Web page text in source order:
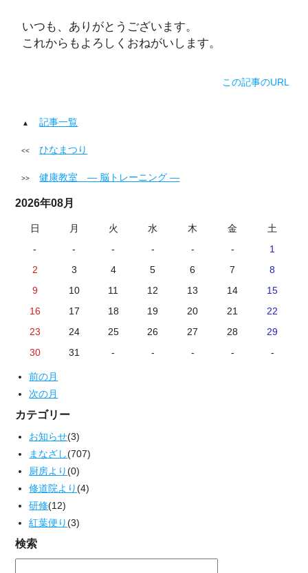
いつも、ありがとうございます。
これからもよろしくおねがいします。
この記事のURL
記事一覧
ひなまつり
健康教室 ― 脳トレーニング ―
2026年08月
日 月 火 水 木 金
土
-
- - - - -
1
2
3 4 5 6 7
8
9
10 11 12 13 14
15
16
17 18 19 20 21
22
23
24 25 26 27 28
29
30
31 - - - - -
前の月
次の月
カテゴリー
お知らせ(3)
まなざし(707)
厨房より(0)
修道院より(4)
研修(12)
紅葉便り(3)
検索